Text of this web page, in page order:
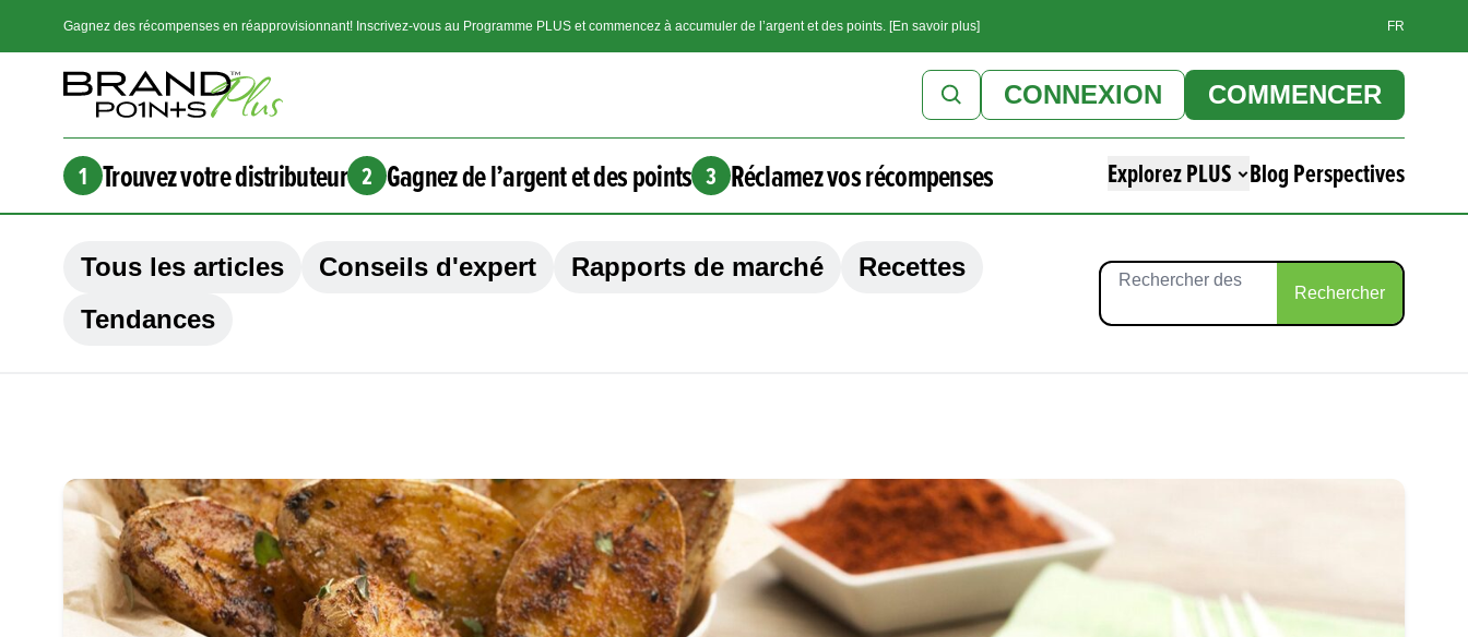
Gagnez des récompenses en réapprovisionnant! Inscrivez-vous au Programme PLUS et commencez à accumuler de l’argent et des points. [En savoir plus] FR
CONNEXION COMMENCER
1 Trouvez votre distributeur 2 Gagnez de l’argent et des points 3 Réclamez vos récompenses Explorez PLUS Blog Perspectives
Rechercher
Tous les articles Conseils d'expert Rapports de marché
Recettes
Tendances